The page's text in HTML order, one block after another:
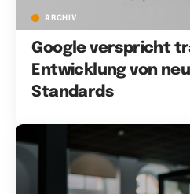
ARCHIV
Google verspricht
Entwicklung von
Standards